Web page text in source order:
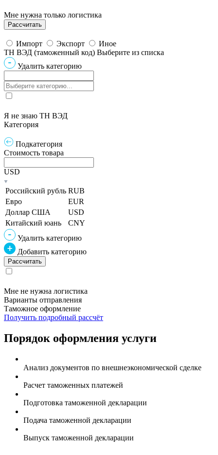
Мне нужна только логистика
Импорт Экспорт
Иное
ТН ВЭД (таможенный код) Выберите из списка
Удалить категорию
Я не знаю ТН ВЭД
Категория
Подкатегория
Стоимость товара
USD
Российский рубль RUB
Евро
EUR
Доллар США
USD
Китайский юань
CNY
Удалить категорию
Добавить категорию
Мне не нужна логистика
Варианты отправления
Таможное оформление
Получить подробный рассчёт
Порядок оформления услуги
Анализ документов по внешнеэкономической сделке
Расчет таможенных платежей
Подготовка таможенной декларации
Подача таможенной декларации
Выпуск таможенной декларации